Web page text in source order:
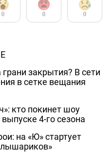
0 0 0
грани закрытия? В сети
в сетке вещания
кто покинет шоу
4-го сезона
на «Ю» стартует